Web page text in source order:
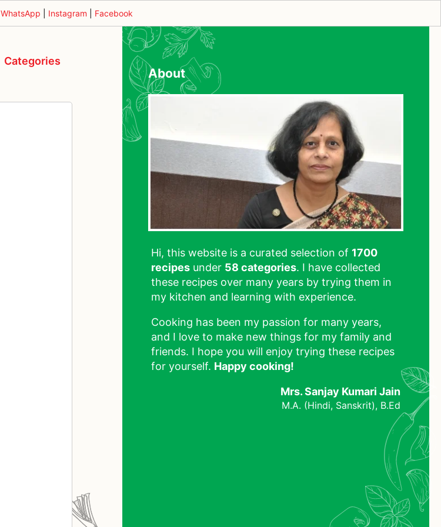
WhatsApp Instagram Facebook
Categories
About
Hi, this website is a curated selection of 1700
recipes under 58 categories. I have collected
these recipes over many years by trying them in
my kitchen and learning with experience.
Cooking has been my passion for many years,
and I love to make new things for my family and
friends. I hope you will enjoy trying these recipes
for yourself. Happy cooking!
Mrs. Sanjay Kumari Jain
M.A. (Hindi, Sanskrit), B.Ed